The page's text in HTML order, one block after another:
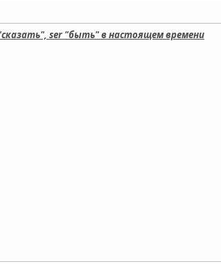
ser "быть" в настоящем времени